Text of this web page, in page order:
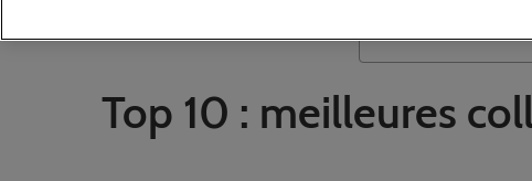
Top 10 : meilleures